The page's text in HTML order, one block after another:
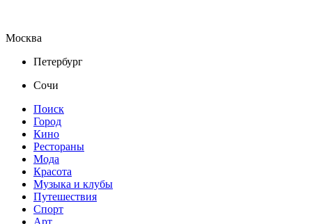
Москва
Петербург
Сочи
Поиск
Город
Кино
Рестораны
Мода
Красота
Музыка и клубы
Путешествия
Спорт
Арт